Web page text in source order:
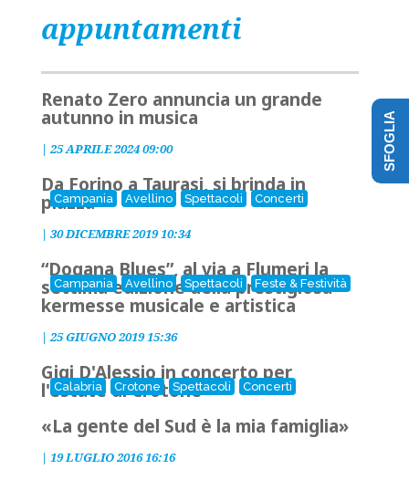
appuntamenti
Renato Zero annuncia un grande
autunno in musica
| 25 APRILE 2024 09:00
Campania Avellino Spettacoli Concerti
Da Forino a Taurasi, si brinda in
piazza
| 30 DICEMBRE 2019 10:34
Campania Avellino Spettacoli Feste & Festività
“Dogana Blues”, al via a Flumeri la
settima edizione della prestigiosa
kermesse musicale e artistica
| 25 GIUGNO 2019 15:36
Calabria Crotone Spettacoli Concerti
Gigi D'Alessio in concerto per
l'estate di Crotone
«La gente del Sud è la mia famiglia»
| 19 LUGLIO 2016 16:16
SFOGLIA